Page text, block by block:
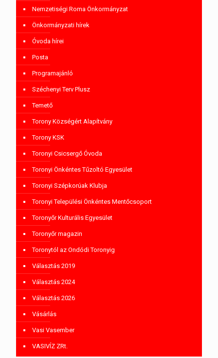
Nemzetiségi Roma Önkormányzat
Önkormányzati hírek
Óvoda hírei
Posta
Programajánló
Széchenyi Terv Plusz
Temető
Torony Községért Alapítvány
Torony KSK
Toronyi Csicsergő Óvoda
Toronyi Önkéntes Tűzoltó Egyesület
Toronyi Szépkorúak Klubja
Toronyi Települési Önkéntes Mentőcsoport
Toronyőr Kulturális Egyesület
Toronyőr magazin
Toronytól az Ondódi Toronyig
Választás 2019
Választás 2024
Választás 2026
Vásárlás
Vasi Vasember
VASIVÍZ ZRt.